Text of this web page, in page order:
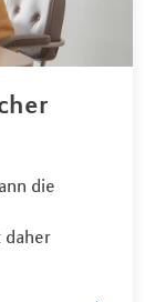
die
daher